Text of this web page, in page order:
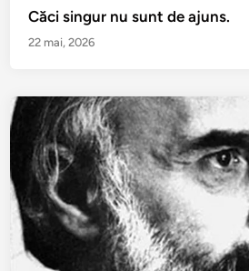
Căci singur nu sunt de ajuns.
22 mai, 2026